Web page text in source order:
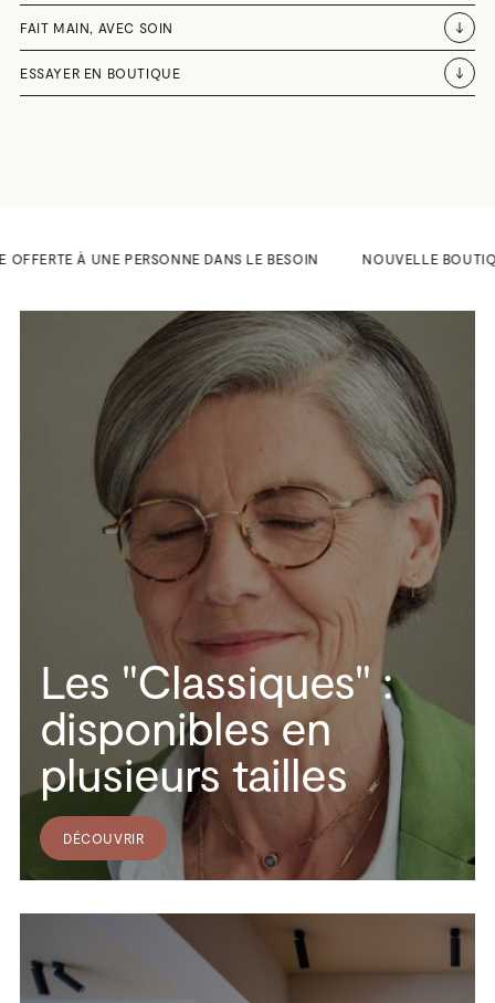
FAIT MAIN, AVEC SOIN
ESSAYER EN BOUTIQUE
À UNE PERSONNE DANS LE BESOIN NOUVELLE
Les "Classiques" :
disponibles en
plusieurs tailles
DÉCOUVRIR